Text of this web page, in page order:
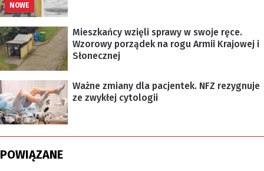
NOWE
Mieszkańcy wzięli sprawy w swoje ręce.
Wzorowy porządek na rogu Armii Krajowej i
Słonecznej
Ważne zmiany dla pacjentek. NFZ rezygnuje
ze zwykłej cytologii
POWIĄZANE